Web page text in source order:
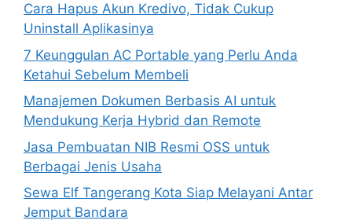
Cara Hapus Akun Kredivo, Tidak Cukup
Uninstall Aplikasinya
7 Keunggulan AC Portable yang Perlu Anda
Ketahui Sebelum Membeli
Manajemen Dokumen Berbasis AI untuk
Mendukung Kerja Hybrid dan Remote
Jasa Pembuatan NIB Resmi OSS untuk
Berbagai Jenis Usaha
Sewa Elf Tangerang Kota Siap Melayani Antar
Jemput Bandara